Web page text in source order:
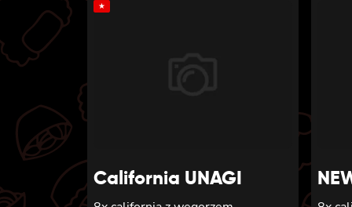
★
California UNAGI